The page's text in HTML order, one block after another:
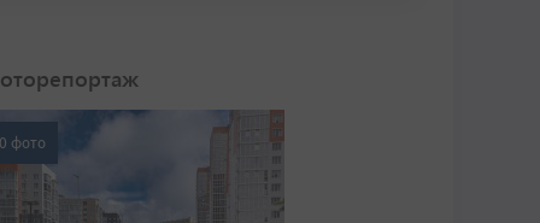
фото